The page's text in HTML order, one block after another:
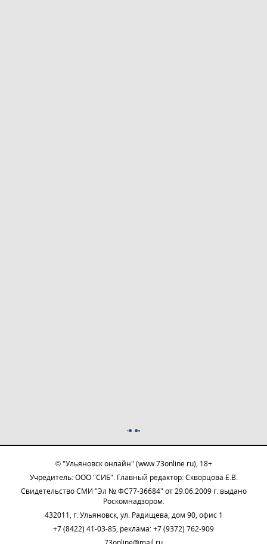
© "Ульяновск онлайн" (www.73online.ru), 18+
Учредитель: ООО "СИБ". Главный редактор: Скворцова Е.В.
Свидетельство СМИ "Эл № ФС77-36684" от 29.06.2009 г. выдано
Роскомнадзором.
432011, г. Ульяновск, ул. Радищева, дом 90, офис 1
+7 (8422) 41-03-85, реклама: +7 (9372) 762-909